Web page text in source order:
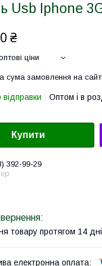
Usb Iphone
₴
ціни
сума замовлення на
Оптом і в
Купити
392-99-29
товару протягом 14